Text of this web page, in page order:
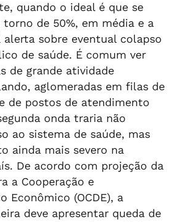
quando o ideal é que se
de 50%, em média e a
alerta sobre eventual colapso
de saúde. É comum ver
de grande atividade
aglomeradas em filas de
de postos de atendimento
onda traria não
ao sistema de saúde, mas
ainda mais severo na
De acordo com projeção da
a Cooperação e
Econômico (OCDE), a
deve apresentar queda de